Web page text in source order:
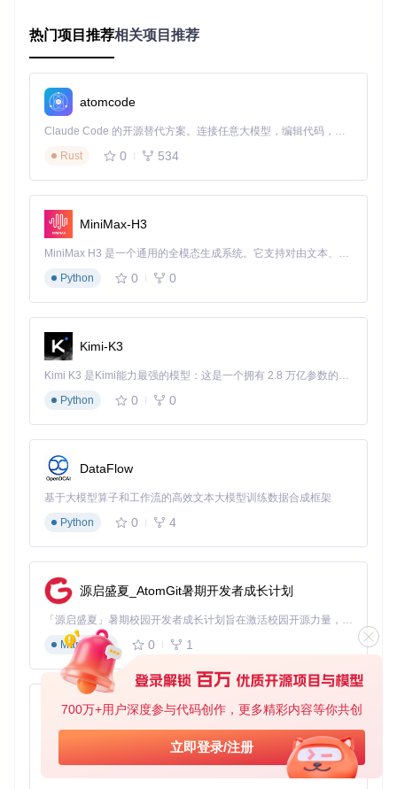
700万+用户深度参与代码创作，更多精彩内容等你共创
立即登录/注册
git clone
步骤一：导入应用包
启动APK Installer后，可通过三种方式导入文件：
点击主界面"选择APK"按钮浏览文件
将APK文件直接拖拽至程序窗口
wnloads\app.apk"
步骤二：验证应用信息
系统会自动解析并展示关键信息，需重点关注：
应用名称、版本号与发布者
权限列表（如网络访问、存储读写等）
兼容性评估（与当前系统匹配度）
操作要点：核对应用信息与权限清单，勾选"Launch when rea
dy"可在安装完成后自动启动应用；预期结果：清晰展示应用 c
apabilities 与版本信息
步骤三：执行安装流程
点击蓝色"Install"按钮开始部署
操作要点：确认提示中的"应用安装程序"为APK Installer；预
构建三层安全防护网
风险预防机制
来源验证 ：仅从可信渠道获取APK文件，避免第三方修改版
本
文件校验：安装前通过工具内置的哈希验证功能检查文件完
沙箱运行：首次运行新应用时，建议在受控环境中测试功能
权限精细化管理
权限类型
风险等级
建议操作
网络访问
中
仅对信任应用授予
限制为应用专属目录
热门项目推荐相关项目推荐
atomcode
Claude Code 的开源替代方案。连接任意大模型，编辑代码，运行命令，自动验证 — 全自动执行。用 Rust 构建，极致性能。 ｜ An open-source alternative to Claude Code. Connect any LLM, edit code, run commands, and verify changes — autonomously. Built in Rust for speed. Get Started
Rust
0 534
MiniMax-H3
MiniMax H3 是一个通用的全模态生成系统。它支持对由文本、图像、视频和音频组成的多模态上下文进行统一理解，并能生成分辨率高达 2K、时长可达 15 秒的带原生立体声音频的视频。得益于面向任务泛化的系统设计，H3 在预训练阶段就已具备广泛的多模态上下文理解与生成能力，能够出色地执行复杂的多模态指令。
Python
0 0
Kimi-K3
Kimi K3 是Kimi能力最强的模型：这是一个拥有 2.8 万亿参数的混合专家（MoE）模型，具备原生视觉理解能力，并支持 100 万 token 的上下文窗口。
Python
0 0
DataFlow
基于大模型算子和工作流的高效文本大模型训练数据合成框架
Python
0 4
源启盛夏_AtomGit暑期开发者成长计划
「源启盛夏」暑期校园开发者成长计划旨在激活校园开源力量，通过积分激励、认证扶持、资源倾斜等形式，引导高校组织和开发者完成「入驻 — 建项目 — 做贡献 — 获认证 — 得资源」的完整闭环。无论你是想带领社团入驻平台的组织者，还是希望用代码贡献证明自己的开发者，都能在这里找到属于你的成长路径。
Markdown
0 1
py-xiaozhi
基于Python的Xiaozhi AI，适用于想要完整Xiaozhi体验而无需拥有专用硬件的用户。
Python
0 1